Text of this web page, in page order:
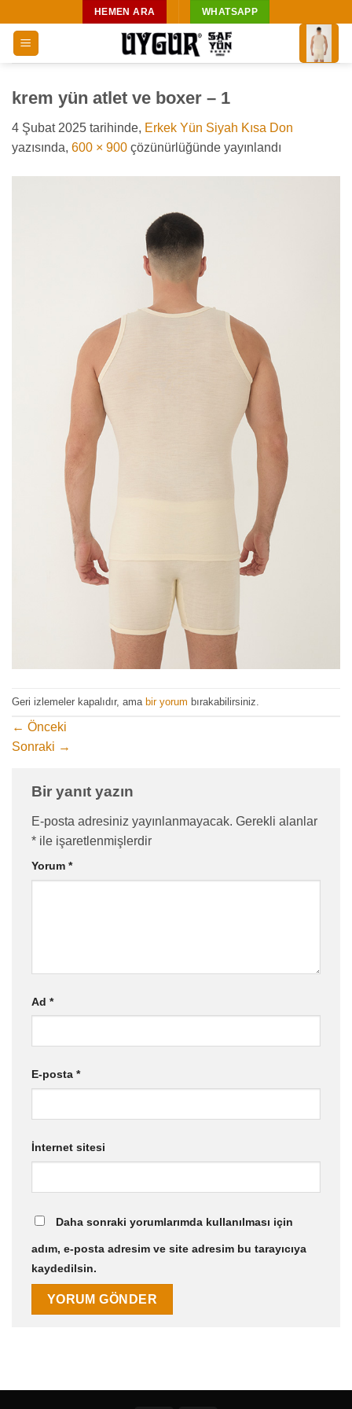
atla
HEMEN ARA WHATSAPP
krem yün atlet ve boxer – 1
4 Şubat 2025 tarihinde, Erkek Yün Siyah Kısa Don
yazısında, 600 × 900 çözünürlüğünde yayınlandı
Geri izlemeler kapalıdır, ama bir yorum bırakabilirsiniz.
← Önceki
Sonraki →
Bir yanıt yazın
E-posta adresiniz yayınlanmayacak. Gerekli alanlar
* ile işaretlenmişlerdir
Yorum *
Ad *
E-posta *
İnternet sitesi
Daha sonraki yorumlarımda kullanılması için
adım, e-posta adresim ve site adresim bu tarayıcıya
kaydedilsin.